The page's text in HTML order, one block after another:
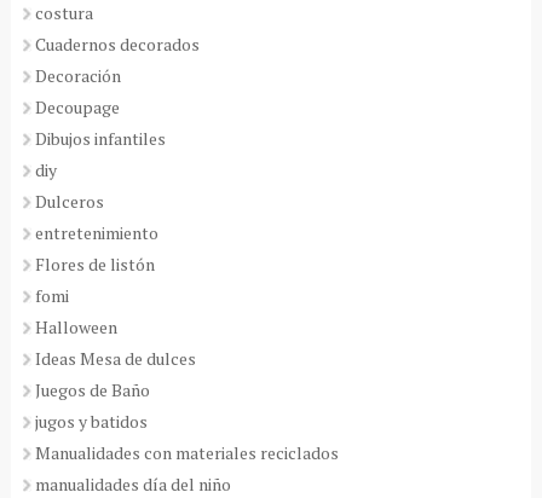
costura
Cuadernos decorados
Decoración
Decoupage
Dibujos infantiles
diy
Dulceros
entretenimiento
Flores de listón
fomi
Halloween
Ideas Mesa de dulces
Juegos de Baño
jugos y batidos
Manualidades con materiales reciclados
manualidades día del niño